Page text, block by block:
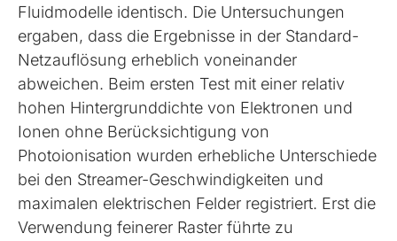
Fluidmodelle identisch. Die Untersuchungen
ergaben, dass die Ergebnisse in der Standard-
Netzauflösung erheblich voneinander
abweichen. Beim ersten Test mit einer relativ
hohen Hintergrunddichte von Elektronen und
Ionen ohne Berücksichtigung von
Photoionisation wurden erhebliche Unterschiede
bei den Streamer-Geschwindigkeiten und
maximalen elektrischen Felder registriert. Erst die
Verwendung feinerer Raster führte zu